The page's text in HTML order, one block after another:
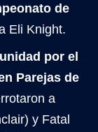
de
Eli Knight.
por el
Parejas de
a
y Fatal